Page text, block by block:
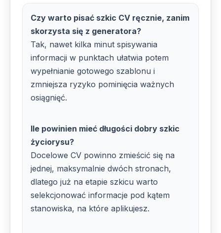
Czy warto pisać szkic CV ręcznie, zanim
skorzysta się z generatora?
Tak, nawet kilka minut spisywania
informacji w punktach ułatwia potem
wypełnianie gotowego szablonu i
zmniejsza ryzyko pominięcia ważnych
osiągnięć.
Ile powinien mieć długości dobry szkic
życiorysu?
Docelowe CV powinno zmieścić się na
jednej, maksymalnie dwóch stronach,
dlatego już na etapie szkicu warto
selekcjonować informacje pod kątem
stanowiska, na które aplikujesz.